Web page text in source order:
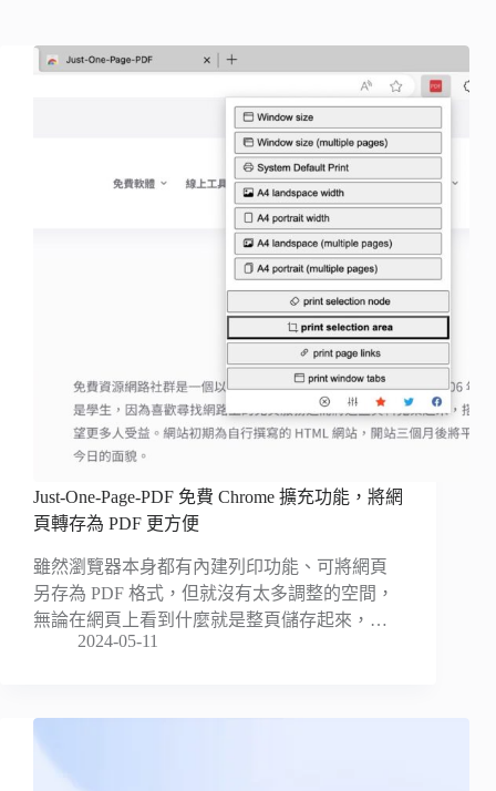
Just-One-Page-PDF 免費 Chrome 擴充功能，將網
頁轉存為 PDF 更方便
雖然瀏覽器本身都有內建列印功能、可將網頁
另存為 PDF 格式，但就沒有太多調整的空間，
無論在網頁上看到什麼就是整頁儲存起來，…
2024-05-11